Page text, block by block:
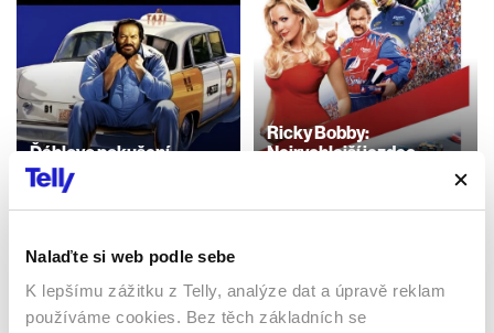
Nalaďte si web podle sebe
K lepšímu zážitku z Telly, analýze dat a úpravě reklam
používáme cookies. Bez těch základních se
Ďáblovo pokušení
1991 | Itálie | 99 min
Filmy / Komedie / Akční
Ricky Bobby:
Nejrychlejší jezdec
Sledujte kdekoliv až na 6 zařízeních